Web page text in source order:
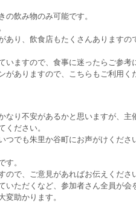
飲み物のみ可能です。
あり、飲食店もたくさんありますの
ますので、食事に迷ったらご参考
ありますので、こちらもご利用く
なり不安があるかと思いますが、主
ください。
でも朱里か谷町にお声がけくださ
す。
で、ご意見があればお伝えくださ
いただくなど、参加者さん全員が会
変助かります。